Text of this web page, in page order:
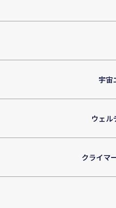
宇宙
ウェ
クライマ